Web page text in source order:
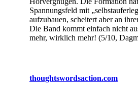
Spannungsfeld mit
aufzubauen, scheitert aber an
Die Band kommt einfach nicht
mehr, wirklich mehr! (5/10,
thoughtswordsaction.com